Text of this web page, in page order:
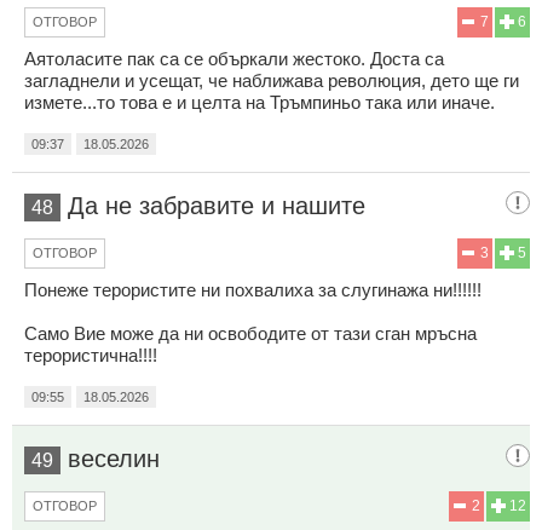
6
7
ОТГОВОР
Аятоласите пак са се объркали жестоко. Доста са
загладнели и усещат, че наближава революция, дето ще ги
измете...то това е и целта на Тръмпиньо така или иначе.
09:37 18.05.2026
48 Да не забравите и нашите
5
3
ОТГОВОР
Понеже терористите ни похвалиха за слугинажа ни!!!!!!
Само Вие може да ни освободите от тази сган мръсна
терористична!!!!
09:55 18.05.2026
49 веселин
12
2
ОТГОВОР